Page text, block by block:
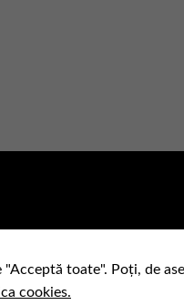
toate". Poți, de
cookies.